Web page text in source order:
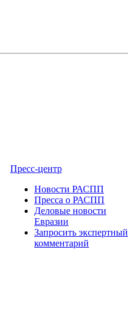
Пресс-центр
Новости РАСПП
Пресса о РАСПП
Деловые новости
Евразии
Запросить экспертный
комментарий